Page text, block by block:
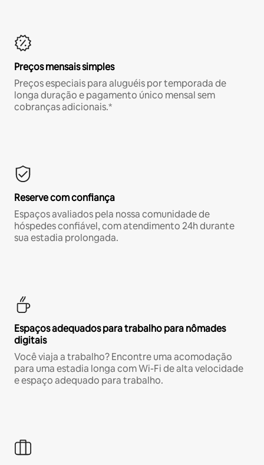
Preços mensais simples
Preços especiais para aluguéis por temporada de
longa duração e pagamento único mensal sem
cobranças adicionais.*
Reserve com confiança
Espaços avaliados pela nossa comunidade de
hóspedes confiável, com atendimento 24h durante
sua estadia prolongada.
Espaços adequados para trabalho para nômades
digitais
Você viaja a trabalho? Encontre uma acomodação
para uma estadia longa com Wi-Fi de alta velocidade
e espaço adequado para trabalho.